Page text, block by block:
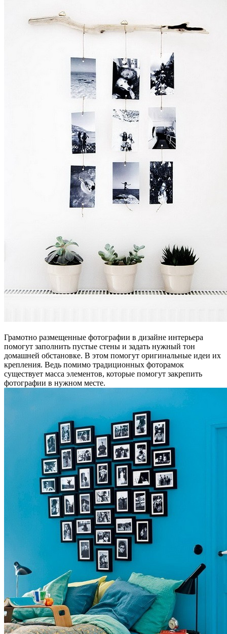
Грамотно размещенные фотографии в дизайне интерьера
помогут заполнить пустые стены и задать нужный тон
домашней обстановке. В этом помогут оригинальные идеи их
крепления. Ведь помимо традиционных фоторамок
существует масса элементов, которые помогут закрепить
фотографии в нужном месте.